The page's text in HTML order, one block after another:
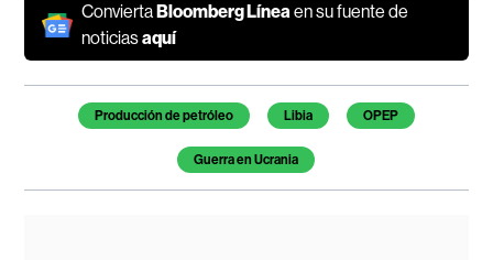
ConviertaBloomberg Líneaen su fuente de
noticiasaquí
Temas de este artículo
Producción de petróleo Libia OPEP
Guerra en Ucrania